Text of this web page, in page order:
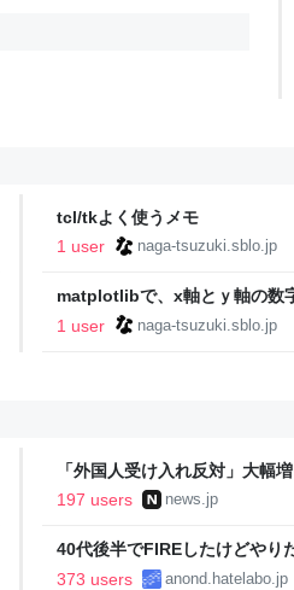
tcl/tkよく使うメモ
1 user
naga-tsuzuki.sblo.jp
matplotlibで、x軸とｙ軸の数
1 user
naga-tsuzuki.sblo.jp
「外国人受け入れ反対」大
197 users
news.jp
40代後半でFIREしたけどやり
い..
373 users anond.hatelabo.jp